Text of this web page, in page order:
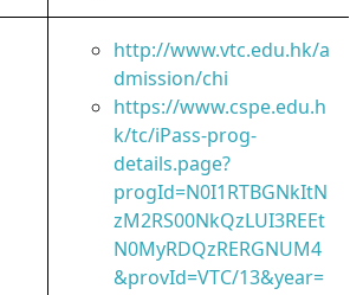
http://www.vtc.edu.hk/a
dmission/chi
https://www.cspe.edu.h
k/tc/iPass-prog-
details.page?
progId=N0I1RTBGNkItN
zM2RS00NkQzLUI3REEt
N0MyRDQzRERGNUM4
&provId=VTC/13&year=